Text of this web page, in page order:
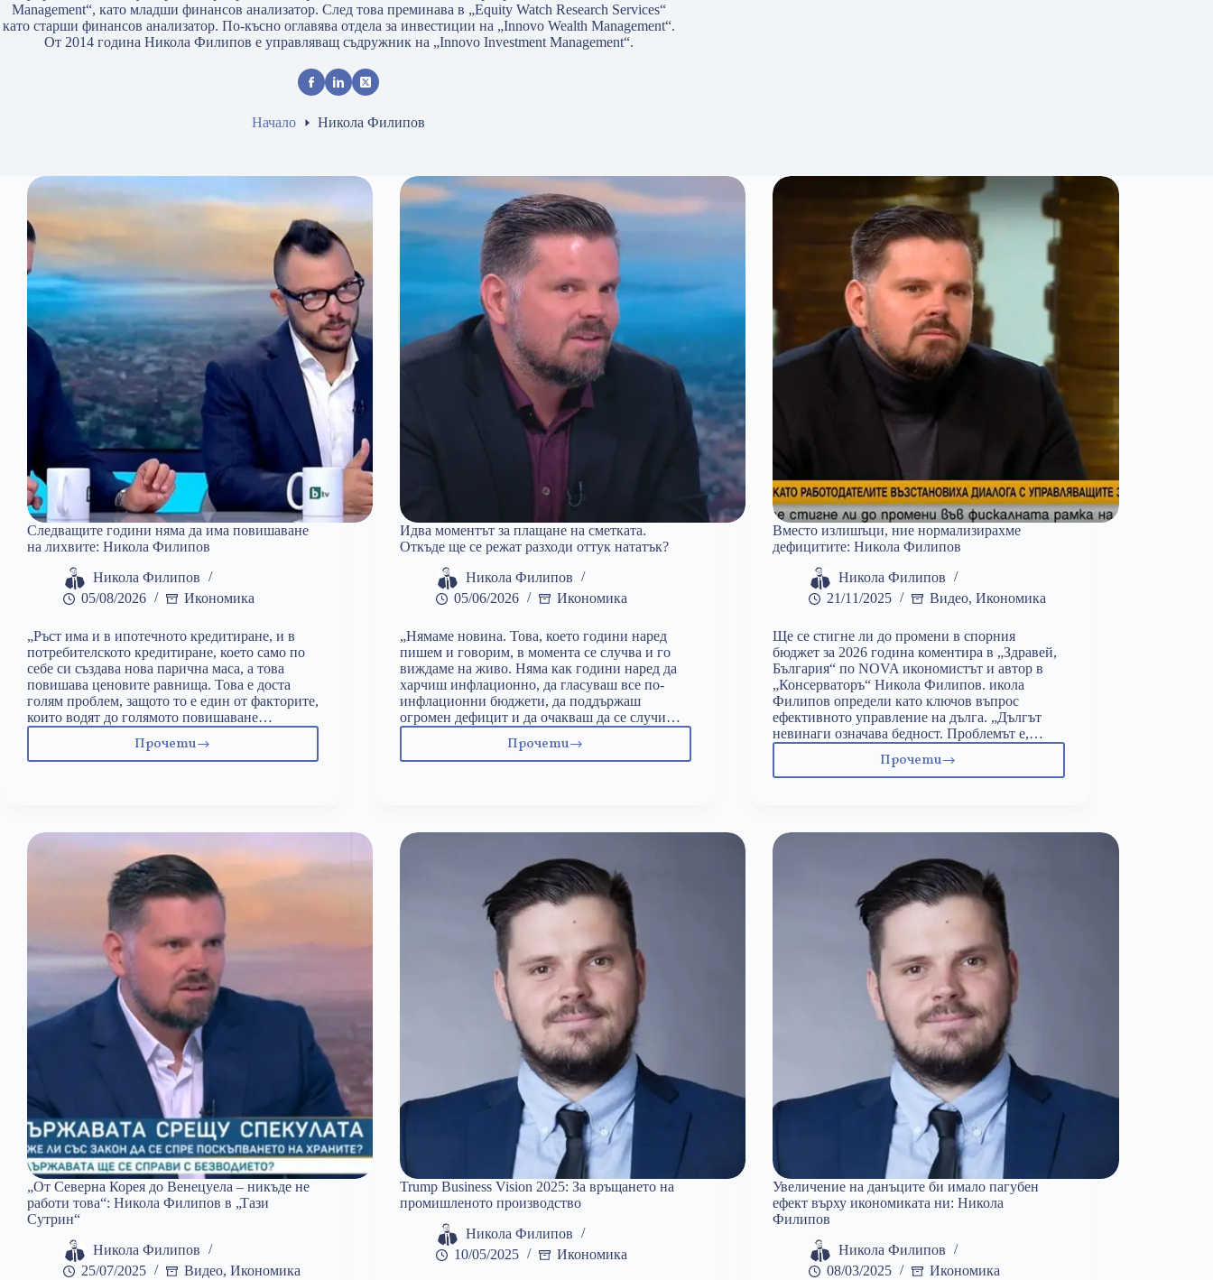
Management“, като младши финансов анализатор. След това преминава в „Equity Watch Research Services“
като старши финансов анализатор. По-късно оглавява отдела за инвестиции на „Innovo Wealth Management“.
От 2014 година Никола Филипов е управляващ съдружник на „Innovo Investment Management“.
Начало Никола Филипов
Следващите години няма да има повишаване
на лихвите: Никола Филипов
Никола Филипов
05/08/2026
Икономика
„Ръст има и в ипотечното кредитиране, и в
потребителското кредитиране, което само по
себе си създава нова парична маса, а това
повишава ценовите равнища. Това е доста
голям проблем, защото то е един от факторите,
които водят до голямото повишаване…
ПрочетиСледващите
има
повишаване
на
лихвите:
Никола
Филипов
Идва моментът за плащане на сметката.
Откъде ще се режат разходи оттук нататък?
Никола Филипов
05/06/2026
Икономика
„Нямаме новина. Това, което години наред
пишем и говорим, в момента се случва и го
виждаме на живо. Няма как години наред да
харчиш инфлационно, да гласуваш все по-
инфлационни бюджети, да поддържаш
огромен дефицит и да очакваш да се случи…
Прочети
Идва
на
Откъде
ще
се
режат
разходи
оттук
нататък?
Вместо излишъци, ние нормализирахме
дефицитите: Никола Филипов
Никола Филипов
21/11/2025
Видео,Икономика
Ще се стигне ли до промени в спорния
бюджет за 2026 година коментира в „Здравей,
България“ по NOVA икономистът и автор в
„Консерваторъ“ Никола Филипов. икола
Филипов определи като ключов въпрос
ефективното управление на дълга. „Дългът
невинаги означава бедност. Проблемът е,…
Прочети
Вместо
Никола
Филипов
„От Северна Корея до Венецуела – никъде не
работи това“: Никола Филипов в „Тази
Сутрин“
Никола Филипов
25/07/2025
Видео, Икономика
Trump Business Vision 2025: За връщането на
промишленото производство
Никола Филипов
10/05/2025
Икономика
Увеличение на данъците би имало пагубен
ефект върху икономиката ни: Никола
Филипов
Никола Филипов
08/03/2025
Икономика